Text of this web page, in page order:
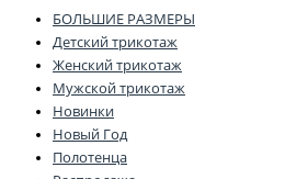
БОЛЬШИЕ РАЗМЕРЫ
Детский трикотаж
Женский трикотаж
Мужской трикотаж
Новинки
Новый Год
Полотенца